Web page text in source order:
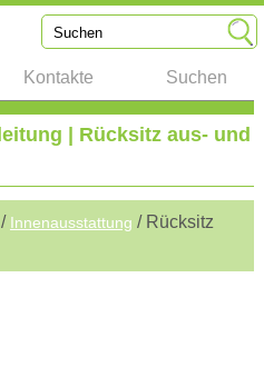
Kontakte Suchen
| Rücksitz aus- und
/ Innenausstattung / Rücksitz